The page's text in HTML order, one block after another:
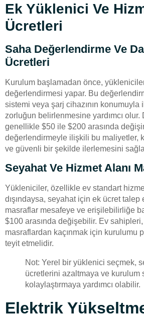
Ek Yüklenici Ve
Ücretleri
Saha Değerlendirme Ve
Ücretleri
Kurulum başlamadan önce,
değerlendirmesi yapar. Bu
sistemi veya şarj cihazının
zorluğun belirlenmesine yardımcı olur.
genellikle $50 ile $200 arasında
değerlendirmeyle ilişkili bu maliyetler,
ve güvenli bir şekilde ilerlemesini
Seyahat Ve Hizmet Alanı
Yükleniciler, özellikle ev standart
dışındaysa, seyahat için ek ücret talep
masraflar mesafeye ve erişilebilirliğe
$100 arasında değişebilir. Ev
masraflardan kaçınmak için kurulumu
teyit etmelidir.
Not: Yerel bir yüklenici seçmek,
ücretlerini azaltmaya ve kurulum
kolaylaştırmaya yardımcı olabilir.
Elektrik